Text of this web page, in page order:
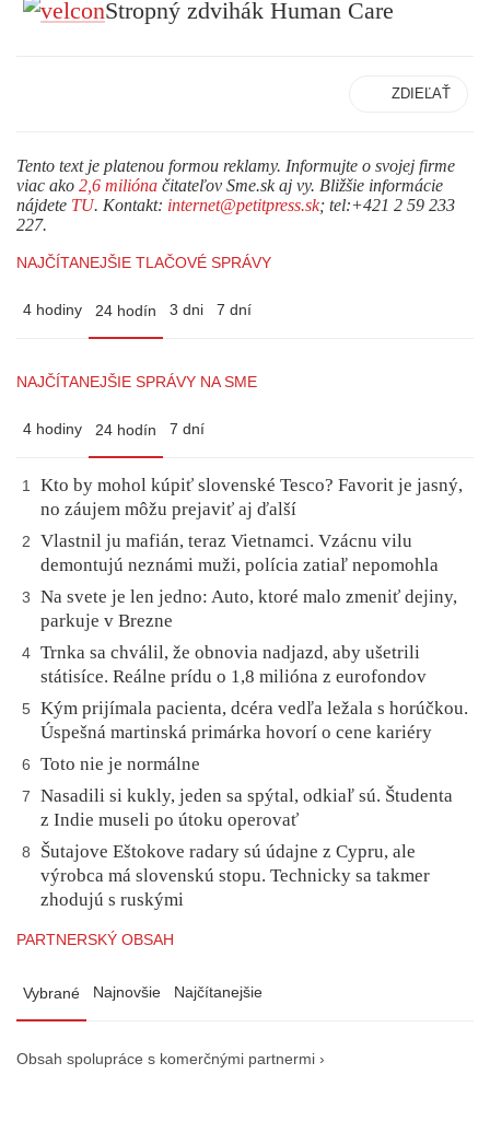
Stropný zdvihák Human Care
ZDIEĽAŤ
Tento text je platenou formou reklamy. Informujte o svojej firme
viac ako 2,6 milióna čitateľov Sme.sk aj vy. Bližšie informácie
nájdete TU. Kontakt: internet@petitpress.sk; tel:+421 2 59 233
227.
NAJČÍTANEJŠIE TLAČOVÉ SPRÁVY
4 hodiny 24 hodín 3 dni 7 dní
NAJČÍTANEJŠIE SPRÁVY NA SME
4 hodiny 24 hodín 7 dní
1
Kto by mohol kúpiť slovenské Tesco? Favorit je jasný,
no záujem môžu prejaviť aj ďalší
2
Vlastnil ju mafián, teraz Vietnamci. Vzácnu vilu
demontujú neznámi muži, polícia zatiaľ nepomohla
3
Na svete je len jedno: Auto, ktoré malo zmeniť dejiny,
parkuje v Brezne
4 Trnka sa chválil, že obnovia nadjazd, aby ušetrili
státisíce. Reálne prídu o 1,8 milióna z eurofondov
5
Kým prijímala pacienta, dcéra vedľa ležala s horúčkou.
Úspešná martinská primárka hovorí o cene kariéry
6 Toto nie je normálne
7
Nasadili si kukly, jeden sa spýtal, odkiaľ sú. Študenta
z Indie museli po útoku operovať
8
Šutajove Eštokove radary sú údajne z Cypru, ale
výrobca má slovenskú stopu. Technicky sa takmer
zhodujú s ruskými
PARTNERSKÝ OBSAH
Vybrané Najnovšie Najčítanejšie
Obsah spolupráce s komerčnými partnermi ›